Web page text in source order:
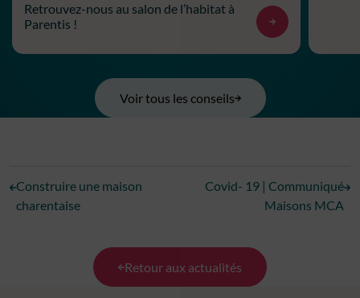
Retrouvez-nous au salon de l’habitat à
Parentis !
Voir tous les conseils
Construire une maison
charentaise
Covid- 19 | Communiqué
Maisons MCA
Retour aux actualités